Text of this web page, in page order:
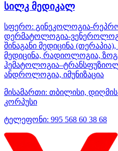
სილკ მედიკალ
სფერო: გინეკოლოგია-
დერმატოლოგია-
შინაგანი მედიცინა
მედიცინა, რადიოლოგია,
ანდროლოგია, იმუნიზაცია
მისამართი: თბილისი, დიღმის
კორპუსი
ტელეფონი: 995 568 60 38 68